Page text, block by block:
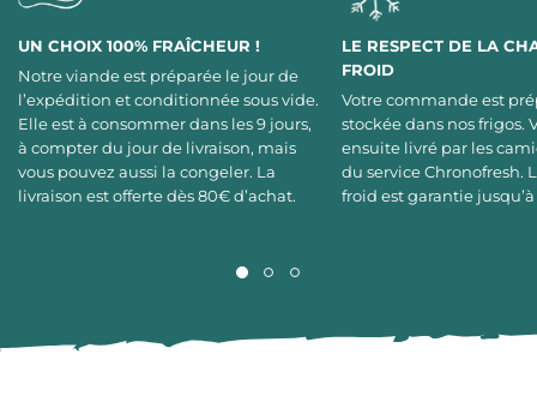
UN CHOIX 100% FRAÎCHEUR !
Notre viande est préparée le jour de
l’expédition et conditionnée sous vide.
Elle est à consommer dans les 9 jours,
à compter du jour de livraison, mais
vous pouvez aussi la congeler. La
livraison est offerte dès 80€ d’achat.
LE RESPECT DE LA
FROID
Votre commande est
stockée dans nos frigos.
ensuite livré par les
du service Chronofresh.
froid est garantie